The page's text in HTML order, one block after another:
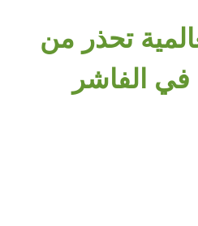
تحذر من
في الفاشر